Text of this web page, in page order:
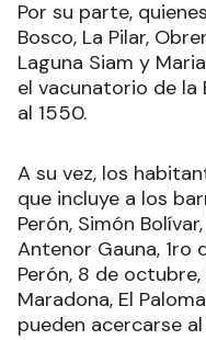
Por su parte,
Bosco, La Pilar,
Laguna Siam y
el vacunatorio de la
al 1550.
A su vez, los
que incluye a los
Perón, Simón
Antenor Gauna, 1ro
Perón, 8 de
Maradona, El
pueden acercarse